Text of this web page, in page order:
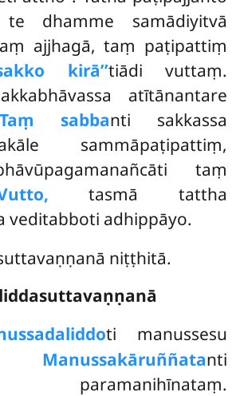
te dhamme samādiyitvā
ajjhagā, taṃ paṭipattiṃ
kirā’’tiādi vuttaṃ.
atītānantare
Taṃ sabbanti sakkassa
sammāpaṭipattiṃ,
taṃ
tasmā tattha
veditabboti adhippāyo.
niṭṭhitā.
ti manussesu
Manussakāruññatanti
paramanihīnataṃ.